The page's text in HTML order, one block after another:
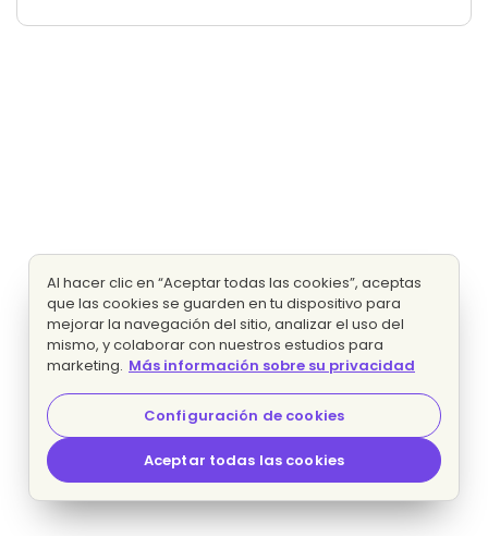
Al hacer clic en “Aceptar todas las cookies”, aceptas
que las cookies se guarden en tu dispositivo para
mejorar la navegación del sitio, analizar el uso del
mismo, y colaborar con nuestros estudios para
marketing. Más información sobre su privacidad
Configuración de cookies
Aceptar todas las cookies